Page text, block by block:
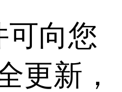
可向您
更新，